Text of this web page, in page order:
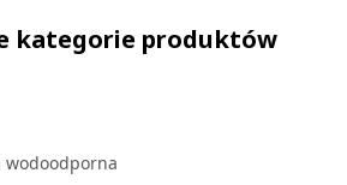
kategorie produktów
wodoodporna